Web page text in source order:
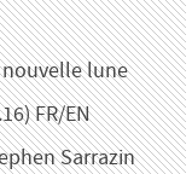
nouvelle lune
FR/EN
Sarrazin